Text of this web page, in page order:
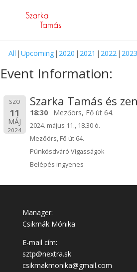
All Upcoming 2020 2021 2022 2023
Event Information:
SZO
11
MÁJ
2024
Szarka Tamás és
18:30 Mezőörs, Fő út 64.
2024. május 11., 18.30 ó.
Mezőörs, Fő út 64.
Pünkösdváró Vigasságok
Belépés ingyenes
Manager:
Csikmák Mónika
E-mail cím:
sztp@nextra.sk
csikmakmonika@gmail.com